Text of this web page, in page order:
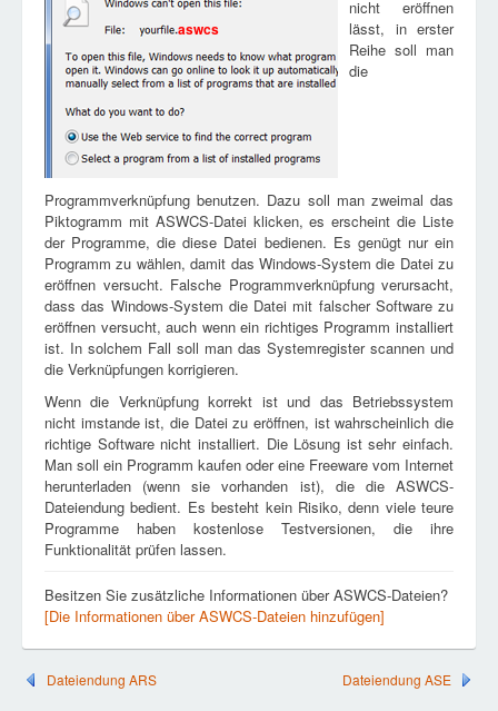
aswcs
nicht eröffnen
lässt, in erster
Reihe soll man
die
Programmverknüpfung benutzen. Dazu soll man zweimal das
Piktogramm mit ASWCS-Datei klicken, es erscheint die Liste
der Programme, die diese Datei bedienen. Es genügt nur ein
Programm zu wählen, damit das Windows-System die Datei zu
eröffnen versucht. Falsche Programmverknüpfung verursacht,
dass das Windows-System die Datei mit falscher Software zu
eröffnen versucht, auch wenn ein richtiges Programm installiert
ist. In solchem Fall soll man das Systemregister scannen und
die Verknüpfungen korrigieren.
Wenn die Verknüpfung korrekt ist und das Betriebssystem
nicht imstande ist, die Datei zu eröffnen, ist wahrscheinlich die
richtige Software nicht installiert. Die Lösung ist sehr einfach.
Man soll ein Programm kaufen oder eine Freeware vom Internet
herunterladen (wenn sie vorhanden ist), die die ASWCS-
Dateiendung bedient. Es besteht kein Risiko, denn viele teure
Programme haben kostenlose Testversionen, die ihre
Funktionalität prüfen lassen.
Besitzen Sie zusätzliche Informationen über ASWCS-Dateien?
[Die Informationen über ASWCS-Dateien hinzufügen]
Dateiendung ARS Dateiendung ASE